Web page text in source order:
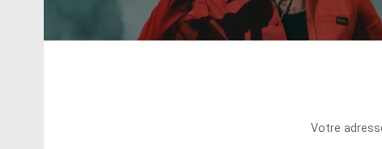
Votre